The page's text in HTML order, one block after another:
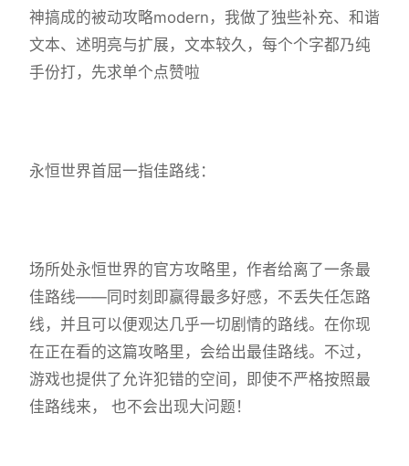
神搞成的被动攻略modern，我做了独些补充、和谐
文本、述明亮与扩展，文本较久，每个个字都乃纯
手份打，先求单个点赞啦
永恒世界首屈一指佳路线：
场所处永恒世界的官方攻略里，作者给离了一条最
佳路线——同时刻即赢得最多好感，不丢失任怎路
线，并且可以便观达几乎一切剧情的路线。在你现
在正在看的这篇攻略里，会给出最佳路线。不过，
游戏也提供了允许犯错的空间，即使不严格按照最
佳路线来， 也不会出现大问题！